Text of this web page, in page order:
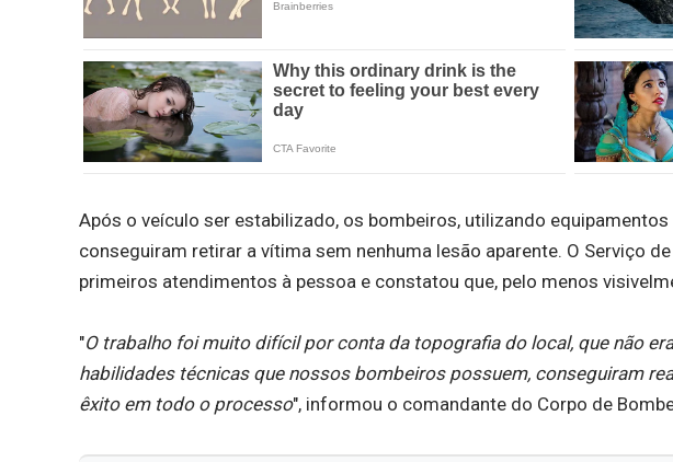
Após o veículo ser estabilizado, os bombeiros, utilizando
conseguiram retirar a vítima sem nenhuma lesão aparente. O Serviço
primeiros atendimentos à pessoa e constatou que, pelo menos
"O trabalho foi muito difícil por conta da topografia do local, que não
habilidades técnicas que nossos bombeiros possuem, conseguiram
êxito em todo o processo", informou o comandante do Corpo de